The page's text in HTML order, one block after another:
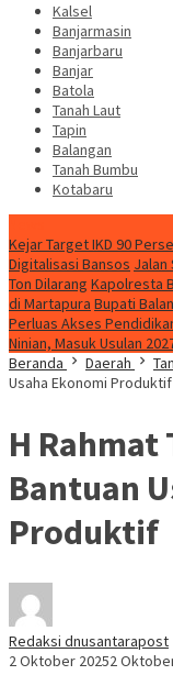
Kalsel
Banjarmasin
Banjarbaru
Banjar
Batola
Tanah Laut
Tapin
Balangan
Tanah Bumbu
Kotabaru
Kejar Target IKD 90
Digitalisasi Bansos Jalan
Ton Dilarang Kapolresta
di Martapura Bupati
Perluas Akses
Ninian, Masuk Usulan
Beranda
Daerah
Usaha Ekonomi Produktif
H
Bantuan
Produktif
Redaksi dnusantarapost
2 Oktober 20252